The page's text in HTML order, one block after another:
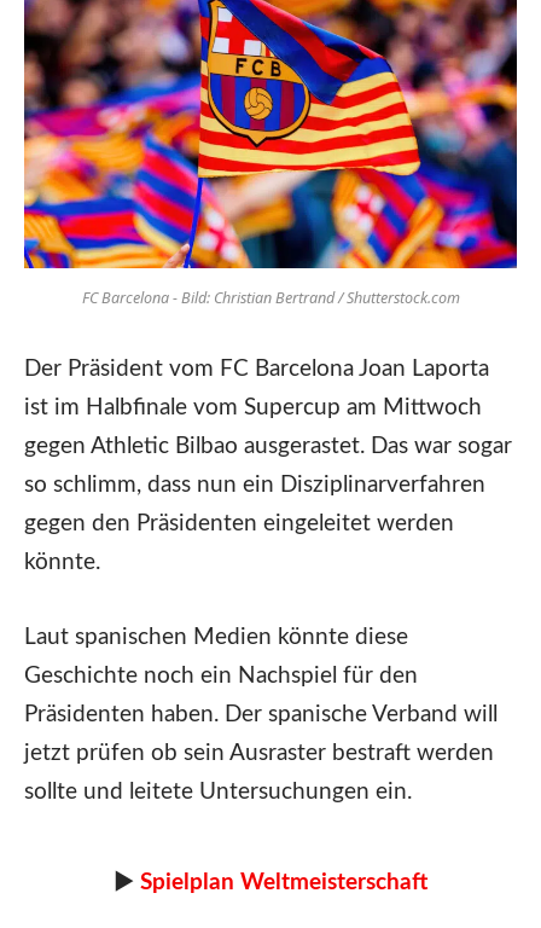
FC Barcelona - Bild: Christian Bertrand / Shutterstock.com
Der Präsident vom FC Barcelona Joan Laporta
ist im Halbfinale vom Supercup am Mittwoch
gegen Athletic Bilbao ausgerastet. Das war sogar
so schlimm, dass nun ein Disziplinarverfahren
gegen den Präsidenten eingeleitet werden
könnte.
Laut spanischen Medien könnte diese
Geschichte noch ein Nachspiel für den
Präsidenten haben. Der spanische Verband will
jetzt prüfen ob sein Ausraster bestraft werden
sollte und leitete Untersuchungen ein.
► Spielplan Weltmeisterschaft